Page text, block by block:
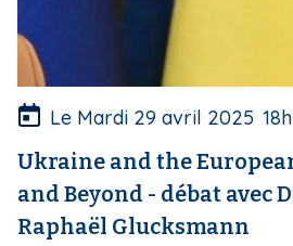
t
r
e
Le Mardi 29 avril 2025
Ukraine and the
and Beyond - débat avec
Raphaël Glucksmann